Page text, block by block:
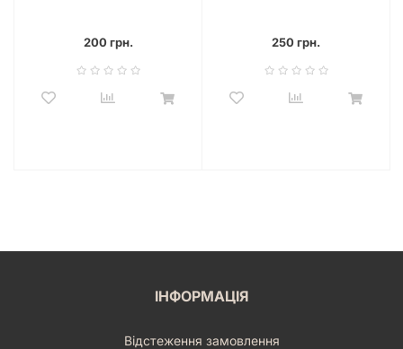
200 грн. 250 грн.
ІНФОРМАЦІЯ
Відстеження замовлення